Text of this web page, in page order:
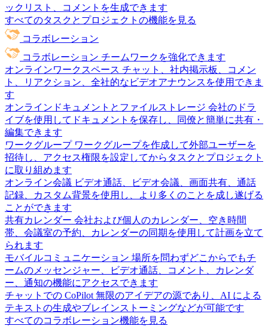
ックリスト、コメントを生成できます
すべてのタスクとプロジェクトの機能を見る
コラボレーション
コラボレーション チームワークを強化できます
オンラインワークスペース チャット、社内掲示板、コメン
ト、リアクション、全社的なビデオアナウンスを使用できま
す
オンラインドキュメントとファイルストレージ 会社のドラ
イブを使用してドキュメントを保存し、同僚と簡単に共有・
編集できます
ワークグループ ワークグループを作成して外部ユーザーを
招待し、アクセス権限を設定してからタスクとプロジェクト
に取り組めます
オンライン会議 ビデオ通話、ビデオ会議、画面共有、通話
記録、カスタム背景を使用し、より多くのことを成し遂げる
ことができます
共有カレンダー 会社および個人のカレンダー、空き時間
帯、会議室の予約、カレンダーの同期を使用して計画を立て
られます
モバイルコミュニケーション 場所を問わずどこからでもチ
ームのメッセンジャー、ビデオ通話、コメント、カレンダ
ー、通知の機能にアクセスできます
チャットでの CoPilot 無限のアイデアの源であり、AI による
テキストの生成やブレインストーミングなどが可能です
すべてのコラボレーション機能を見る